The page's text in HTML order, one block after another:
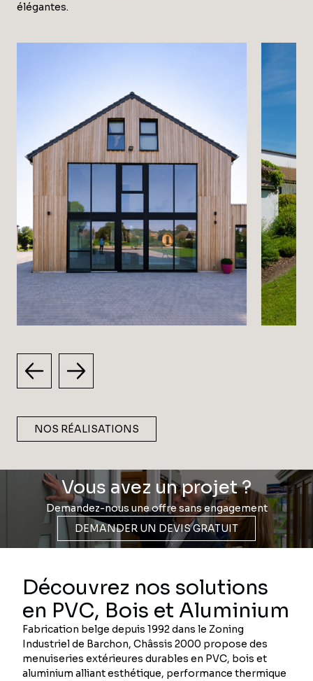
élégantes.
NOS RÉALISATIONS
Vous avez un projet ?
Demandez-nous une offre sans engagement
DEMANDER UN DEVIS GRATUIT
Découvrez nos solutions
en PVC, Bois et Aluminium
Fabrication belge depuis 1992 dans le Zoning
Industriel de Barchon, Châssis 2000 propose des
menuiseries extérieures durables en PVC, bois et
aluminium alliant esthétique, performance thermique